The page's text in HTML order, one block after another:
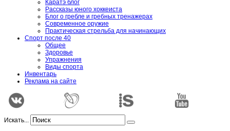
Каратэ блог
Рассказы юного хоккеиста
Блог о гребле и гребных тренажерах
Современное оружие
Практическая стрельба для начинающих
Спорт после 40
Общее
Здоровье
Упражнения
Виды спорта
Инвентарь
Реклама на сайте
Искать...